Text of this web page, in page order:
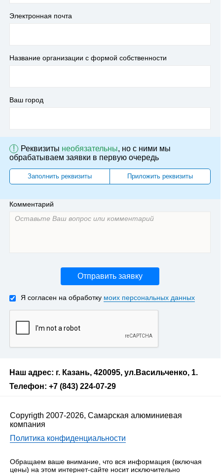
Электронная почта
Название организации с формой собственности
Ваш город
! Реквизиты необязательны, но с ними мы
обрабатываем заявки в первую очередь
Заполнить реквизиты Приложить реквизиты
Комментарий
Отправить заявку
Я согласен на обработку моих персональных данных
Наш адрес: г. Казань, 420095, ул.Васильченко, 1.
Телефон: +7 (843) 224-07-29
Copyrigth 2007-2026, Самарская алюминиевая
компания
Политика конфиденциальности
Обращаем ваше внимание, что вся информация (включая
цены) на этом интернет-сайте носит исключительно